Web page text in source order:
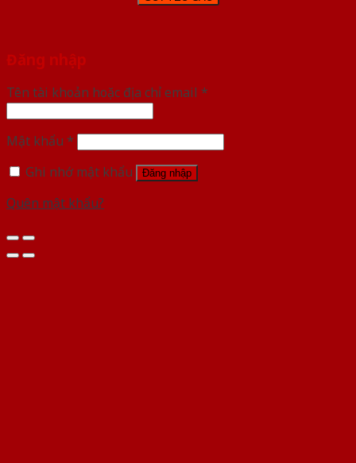
Đăng nhập
Tên tài khoản hoặc địa chỉ email *
Mật khẩu *
Ghi nhớ mật khẩu
Đăng nhập
Quên mật khẩu?